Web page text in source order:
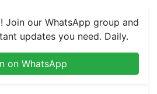
Join our WhatsApp group and
updates you need. Daily.
on WhatsApp